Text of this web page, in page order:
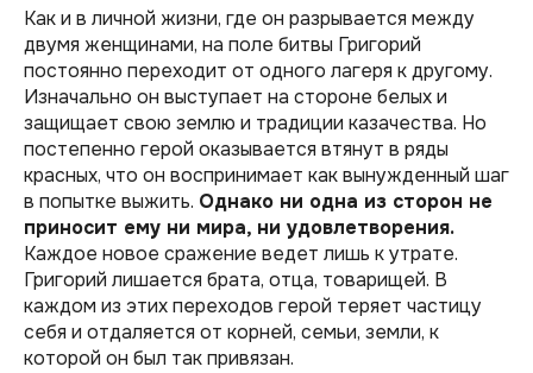
Как и в личной жизни, где он разрывается между
двумя женщинами, на поле битвы Григорий
постоянно переходит от одного лагеря к другому.
Изначально он выступает на стороне белых и
защищает свою землю и традиции казачества. Но
постепенно герой оказывается втянут в ряды
красных, что он воспринимает как вынужденный шаг
в попытке выжить. Однако ни одна из сторон не
приносит ему ни мира, ни удовлетворения.
Каждое новое сражение ведет лишь к утрате.
Григорий лишается брата, отца, товарищей. В
каждом из этих переходов герой теряет частицу
себя и отдаляется от корней, семьи, земли, к
которой он был так привязан.